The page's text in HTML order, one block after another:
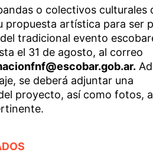
o colectivos culturales
propuesta artística para ser
tradicional evento
el 31 de agosto, al correo
se deberá adjuntar una
proyecto, así como fotos,